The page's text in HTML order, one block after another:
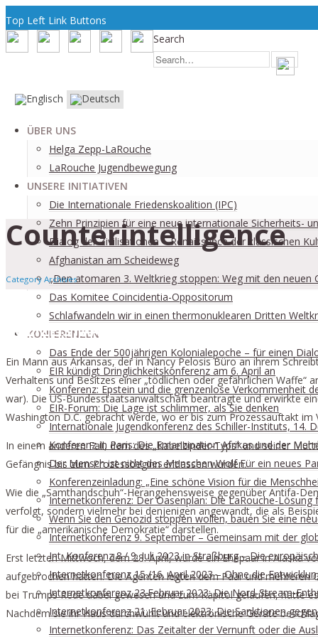
Top Left Link Buttons
Search
ÜBER UNS
Helga Zepp-LaRouche
LaRouche Jugendbewegung
UNSERE INITIATIVEN
Die Internationale Friedenskoalition (IPC)
­Zehn Prinzipien für eine neue internationale Sicherheits-
Dialog der Zivilisationen – Renaissance der klassischen
Afghanistan am Scheideweg
„Den atomaren 3. Weltkrieg stoppen: Weg mit den neuen
Das Komitee Coincidentia-Oppositorum
Schlafwandeln wir in einen thermonuklearen Dritten
KONFERENZEN
Das Ende der 500jährigen Kolonialepoche – für einen
EIR kündigt Dringlichkeitskonferenz am 6. April an
Konferenz: Epstein und die grenzenlose Verkommenheit
EIR-Forum: Die Lage ist schlimmer, als Sie denken
Internationale Jugendkonferenz des Schiller-Instituts, 14.
Konferenz in Paris: Die Emanzipation Afrikas und der
Der Mensch ist nicht des Menschen Wolf Für ein neues
Konferenzeinladung: „Eine schöne Vision für die
Internetkonferenz: Der Oasenplan: Die LaRouche-Lösung
Wenn Sie den Genozid stoppen wollen, bauen Sie eine
Internetkonferenz 9. September – Gemeinsam mit der
Int. Konferenz 8./ 9. Juli 2023 in Straßburg – Die
Internetkonferenz 15./16. April 2023 – Ohne die
Internetkonferenz 23.Februar 2023: Die Nord-Stream-
Internetkonferenz 21. Februar 2023: Die Sanktionen
Internetkonferenz: Das Zeitalter der Vernunft oder die
Counterintelligence
Category Archives
POLIZEISTAATLICHE MASSNAHMEN
Ein Mann aus Arkansas, der in Nancy Pelosis Büro an ihrem
Verhaltens und Besitzes einer „tödlichen oder gefährlichen
war). Die US-Bundesstaatsanwaltschaft beantragte und erwirkte
Washington D.C. gebracht werde, wo er bis zum Prozessauftakt
In einem anderen Fall, dem des „Kabelbinder-Typs“ und seiner
Gefängnis bis zum Prozessbeginn entlassen wurden.
Wie die „Samthandschuh“-Herangehensweise gegenüber Antifa-
verfolgt, sondern vielmehr bei denjenigen angewandt, die als
für die „amerikanische Demokratie“ darstellen.
Erst letzten Mittwoch, dem 28. April, wurde ein Ehepaar in Alaska
aufgebrochen hatten. Die Agenten legten dem Paar und mehreren
bei Trumps Rede dabei gewesen und zum Kapitol gelaufen, hatte
Nachdem sie ihr Haus durchwühlt und elektronische Geräte